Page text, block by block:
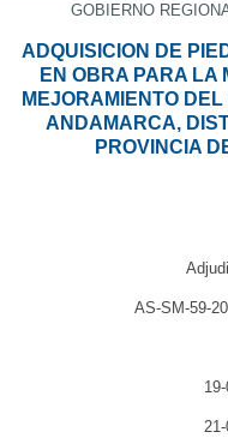
GOBIERNO
ADQUISICION DE
EN OBRA PARA LA
MEJORAMIENTO
ANDAMARCA,
PROVINCIA
AS-SM-59-